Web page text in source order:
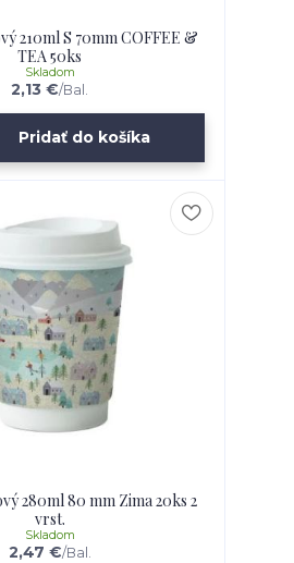
210ml S 70mm COFFEE &
TEA 50ks
2,13 €/Bal.
Skladom
Pridať do košíka
280ml 80 mm Zima 20ks 2
vrst.
2,47 €/Bal.
Skladom